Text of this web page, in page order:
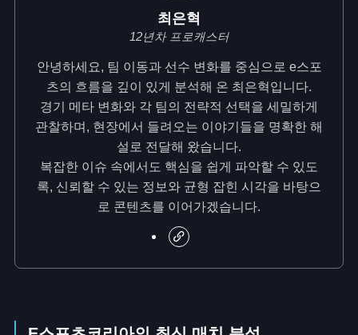
최은혁
12년차 프로캐스터
안녕하세요, 팀 이동과 선수 변화를 중심으로 e스포
츠의 흐름을 깊이 있게 분석해 온 최은혁입니다.
경기 메타 변화와 각 팀의 전략적 선택을 세밀하게
관찰하며, 현장에서 들려오는 이야기들을 명확한 해
설로 전달해 왔습니다.
복잡한 이슈 속에서도 핵심을 쉽게 파악할 수 있도
록, 신뢰할 수 있는 정보와 균형 잡힌 시각을 바탕으
로 콘텐츠를 이어가겠습니다.